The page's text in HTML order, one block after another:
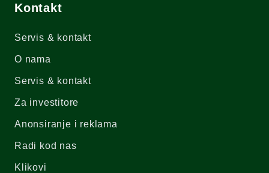
Kontakt
Servis & kontakt
O nama
Servis & kontakt
Za investitore
Anonsiranje i reklama
Radi kod nas
Klikovi